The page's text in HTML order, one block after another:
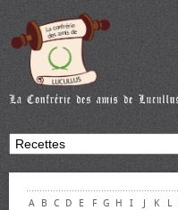
A B C D E F G H I J K L